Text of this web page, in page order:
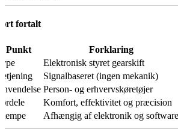
fortalt
Punkt
Forklaring
Elektronisk styret gearskift
Signalbaseret (ingen mekanik)
Person- og erhvervskøretøjer
Komfort, effektivitet og præcision
Afhængig af elektronik og software